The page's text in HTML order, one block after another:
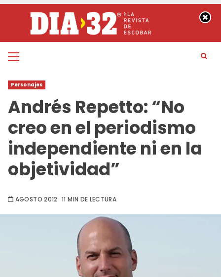
contenido
Menú
Personajes
Andrés Repetto: “No
creo en el periodismo
independiente ni en la
objetividad”
AGOSTO 2012 11 MIN DE LECTURA